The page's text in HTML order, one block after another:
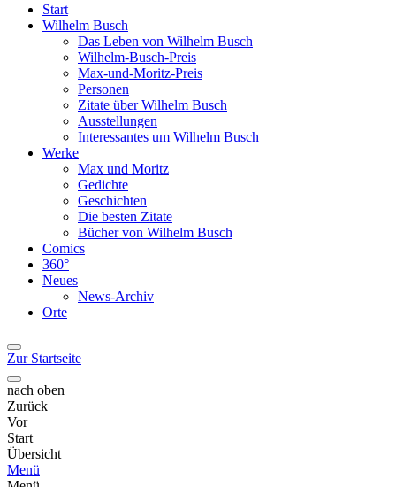
Start
Wilhelm Busch
Das Leben von Wilhelm Busch
Wilhelm-Busch-Preis
Max-und-Moritz-Preis
Personen
Zitate über Wilhelm Busch
Ausstellungen
Interessantes um Wilhelm Busch
Werke
Max und Moritz
Gedichte
Geschichten
Die besten Zitate
Bücher von Wilhelm Busch
Comics
360°
Neues
News-Archiv
Orte
Zur Startseite
nach oben
Zurück
Vor
Start
Übersicht
Menü